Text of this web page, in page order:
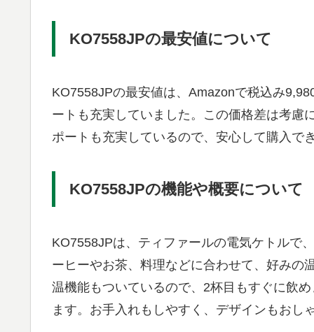
KO7558JPの最安値について
KO7558JPの最安値は、Amazonで税込み
ートも充実していました。この価格差は考慮
ポートも充実しているので、安心して購入で
KO7558JPの機能や概要について
KO7558JPは、ティファールの電気ケトルで
ーヒーやお茶、料理などに合わせて、好みの
温機能もついているので、2杯目もすぐに飲
ます。お手入れもしやすく、デザインもおし